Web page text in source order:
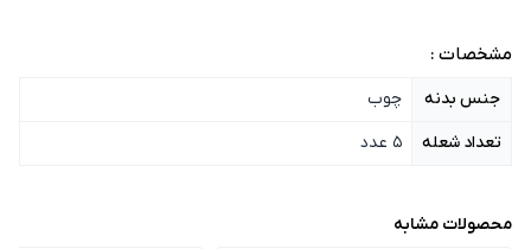
مشخصات :
جنس بدنه
چوب
تعداد شعله
5 عدد
محصولات مشابه